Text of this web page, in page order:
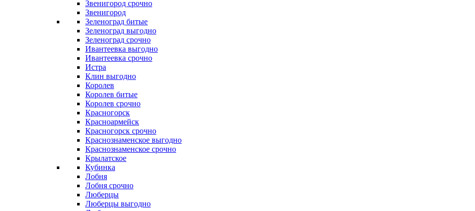
Звенигород срочно
Звенигород
Зеленоград битые
Зеленоград выгодно
Зеленоград срочно
Ивантеевка выгодно
Ивантеевка срочно
Истра
Клин выгодно
Королев
Королев битые
Королев срочно
Красногорск
Красноармейск
Красногорск срочно
Краснознаменское выгодно
Краснознаменское срочно
Крылатское
Кубинка
Лобня
Лобня срочно
Люберцы
Люберцы выгодно